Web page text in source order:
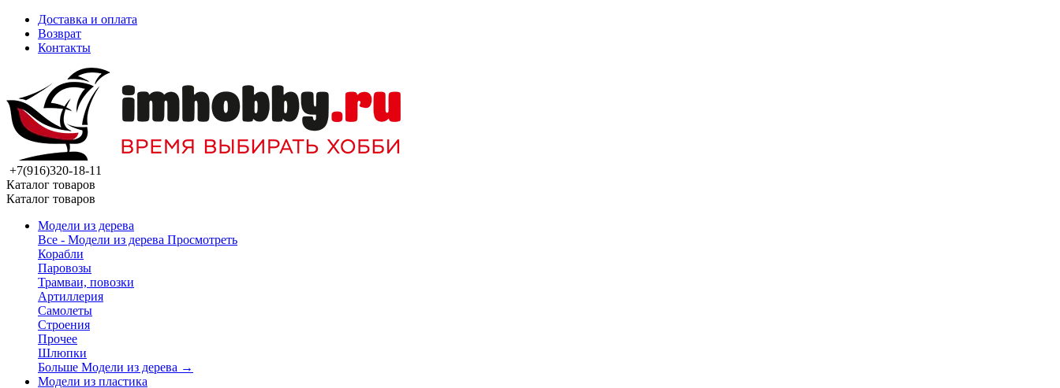
Доставка и оплата
Возврат
Контакты
+7(916)320-18-11
Каталог товаров
Каталог товаров
Модели из дерева
Все - Модели из дерева Просмотреть
Корабли
Паровозы
Трамваи, повозки
Артиллерия
Самолеты
Строения
Прочее
Шлюпки
Больше Модели из дерева →
Модели из пластика